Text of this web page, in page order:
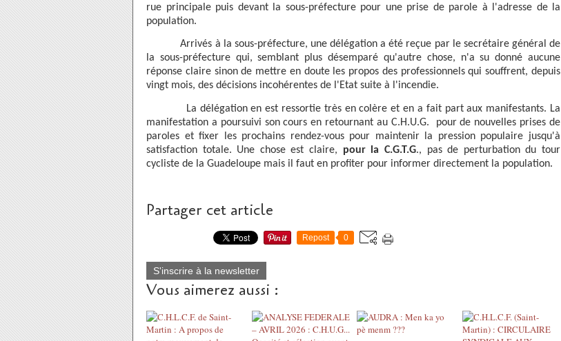
rue principale puis devant la sous-préfecture pour une prise de parole à l'adresse de la
population.
Arrivés à la sous-préfecture, une délégation a été reçue par le secrétaire général de
la sous-préfecture qui, semblant plus désemparé qu'autre chose, n'a su donné aucune
réponse claire sinon de mettre en doute les propos des professionnels qui souffrent, depuis
vingt mois, des décisions incohérentes de l'Etat suite à l'incendie.
La délégation en est ressortie très en colère et en a fait part aux manifestants. La
manifestation a poursuivi son cours en retournant au C.H.U.G. pour de nouvelles prises de
paroles et fixer les prochains rendez-vous pour maintenir la pression populaire jusqu'à
satisfaction totale. Une chose est claire, pour la C.G.T.G., pas de perturbation du tour
cycliste de la Guadeloupe mais il faut en profiter pour informer directement la population.
Partager cet article
Repost 0
S'inscrire à la newsletter
Vous aimerez aussi :